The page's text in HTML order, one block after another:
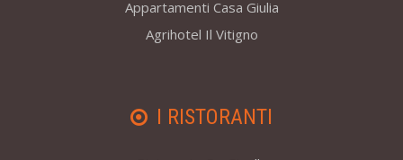
Appartamenti Casa Giulia
Agrihotel Il Vitigno
I RISTORANTI